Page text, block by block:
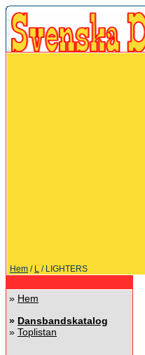
Hem / L / LIGHTERS
» Hem
» Dansbandskatalog
» Toplistan